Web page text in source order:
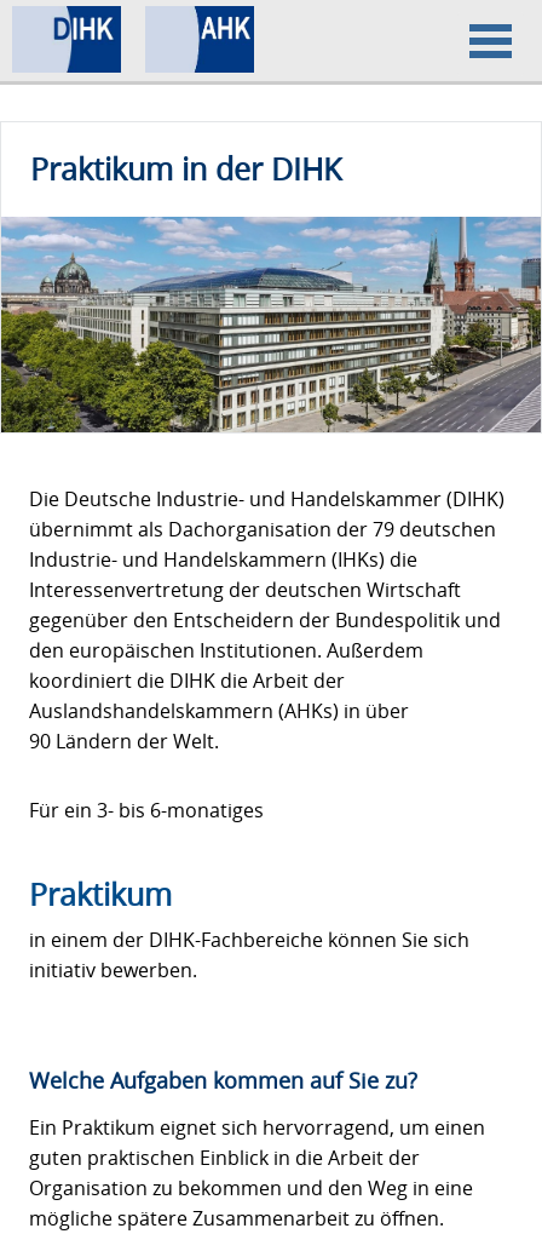
Datenschutz
Impressum
Praktikum in der DIHK
Die Deutsche Industrie- und Handelskammer (DIHK)
übernimmt als Dachorganisation der 79 deutschen
Industrie- und Handelskammern (IHKs) die
Interessenvertretung der deutschen Wirtschaft
gegenüber den Entscheidern der Bundespolitik und
den europäischen Institutionen. Außerdem
koordiniert die DIHK die Arbeit der
Auslandshandelskammern (AHKs) in über
90 Ländern der Welt.
Für ein 3- bis 6-monatiges
Praktikum
in einem der DIHK-Fachbereiche können Sie sich
initiativ bewerben.
Welche Aufgaben kommen auf Sie zu?
Ein Praktikum eignet sich hervorragend, um einen
guten praktischen Einblick in die Arbeit der
Organisation zu bekommen und den Weg in eine
mögliche spätere Zusammenarbeit zu öffnen.